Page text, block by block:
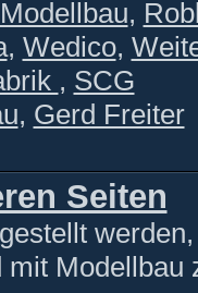
,
, Wedico,
, SCG
, Gerd Freiter
Seiten
mit Modellbau